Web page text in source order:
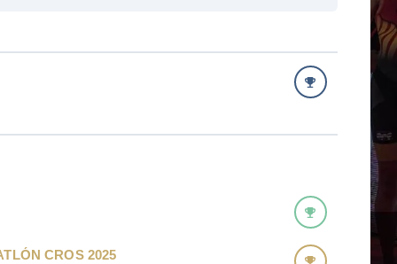
CROS 2025